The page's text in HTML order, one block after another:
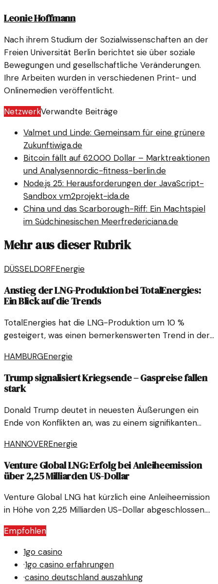
Leonie Hoffmann
Nach ihrem Studium der Sozialwissenschaften an der
Freien Universität Berlin berichtet sie über soziale
Bewegungen und gesellschaftliche Veränderungen.
Ihre Arbeiten wurden in verschiedenen Print- und
Onlinemedien veröffentlicht.
NetzwerkVerwandte Beiträge
Valmet und Linde: Gemeinsam für eine grünere
Zukunftiwiga.de
Bitcoin fällt auf 62.000 Dollar – Marktreaktionen
und Analysennordic-fitness-berlin.de
Node.js 25: Herausforderungen der JavaScript-
Sandbox vm2projekt-ida.de
China und das Scarborough-Riff: Ein Machtspiel
im Südchinesischen Meerfredericiana.de
Mehr aus dieser Rubrik
DÜSSELDORFEnergie
Anstieg der LNG-Produktion bei TotalEnergies:
Ein Blick auf die Trends
TotalEnergies hat die LNG-Produktion um 10 %
gesteigert, was einen bemerkenswerten Trend in der
weitreichende Auswirkungen auf den Energiemarkt
haben.
HAMBURGEnergie
Trump signalisiert Kriegsende – Gaspreise fallen
stark
Donald Trump deutet in neuesten Äußerungen ein
Ende von Konflikten an, was zu einem signifikanten
Entwicklungen haben unmittelbare Auswirkungen auf
die Energiepreise in Deutschland und Europa.
HANNOVEREnergie
Venture Global LNG: Erfolg bei Anleiheemission
über 2,25 Milliarden US-Dollar
Venture Global LNG hat kürzlich eine Anleiheemission
in Höhe von 2,25 Milliarden US-Dollar abgeschlossen.
Energiebranche darstellen und die Dynamik
nachhaltiger Projekte beeinflussen.
Empfohlen
1go casino
·1go casino erfahrungen
·casino deutschland auszahlung